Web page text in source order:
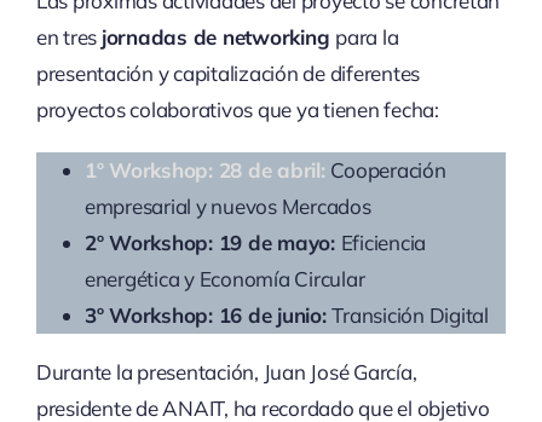
en tres jornadas de networking para la
presentación y capitalización de diferentes
proyectos colaborativos que ya tienen fecha:
1º Workshop: 28 de abril: Cooperación
empresarial y nuevos Mercados
2º Workshop: 19 de mayo: Eficiencia
energética y Economía Circular
3º Workshop: 16 de junio:Transición Digital
Durante la presentación, Juan José García,
presidente de ANAIT, ha recordado que el objetivo